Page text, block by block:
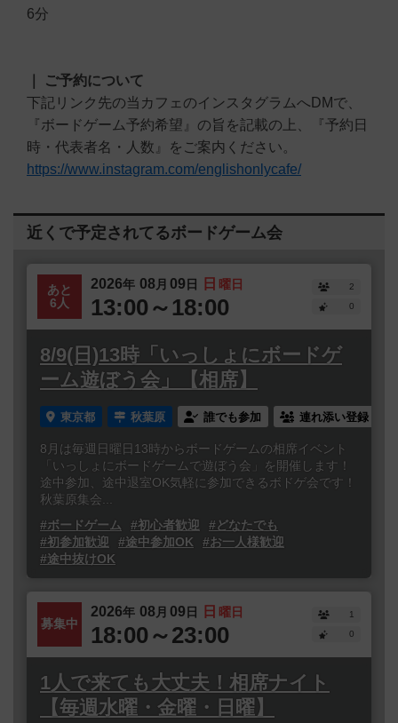
6分
｜ ご予約について
下記リンク先の当カフェのインスタグラムへDMで、
『ボードゲーム予約希望』の旨を記載の上、『予約日
時・代表者名・人数』をご案内ください。
https://www.instagram.com/englishonlycafe/
近くで予定されてるボードゲーム会
あと
6人
2026年 08 月 09日 日 曜日
13:00～18:00
2
0
8/9(日)13時「いっしょにボードゲ
ーム遊ぼう会」【相席】
東京都 秋葉原 誰でも参加 連れ添い登録
8月は毎週日曜日13時からボードゲームの相席イベント
「いっしょにボードゲームで遊ぼう会」を開催します！
途中参加、途中退室OK気軽に参加できるボドゲ会です！
秋葉原集会...
#ボードゲーム
#初心者歓迎
#どなたでも
#初参加歓迎
#途中参加OK
#お一人様歓迎
#途中抜けOK
募集中
2026年 08 月 09日 日 曜日
18:00～23:00
1
0
1人で来ても大丈夫！相席ナイト
【毎週水曜・金曜・日曜】